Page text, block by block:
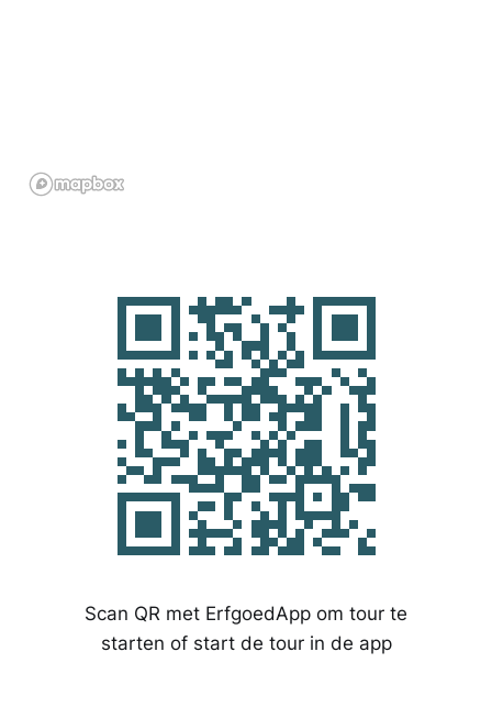
Scan QR met ErfgoedApp om tour te
starten of start de tour in de app